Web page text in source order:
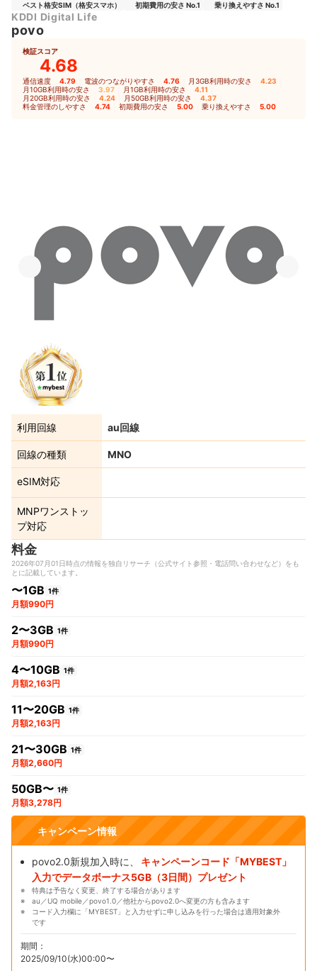
ベスト格安SIM（格安スマホ） 初期費用の安さ No.1 乗り換えやすさ No.1
KDDI Digital Life
povo
検証スコア
4.68
通信速度 4.79 電波のつながりやすさ 4.76 月3GB利用時の安さ 4.23
月10GB利用時の安さ 3.97 月1GB利用時の安さ 4.11
月20GB利用時の安さ 4.24 月50GB利用時の安さ 4.37
料金管理のしやすさ 4.74 初期費用の安さ 5.00 乗り換えやすさ 5.00
利用回線 au回線
回線の種類 MNO
eSIM対応
MNPワンストッ
プ対応
料金
2026年07月01日時点の情報を独自リサーチ（公式サイト参照・電話問い合わせなど）をも
とに記載しています。
〜1GB 1件
月額990円
2〜3GB 1件
月額990円
4〜10GB 1件
月額2,163円
11〜20GB 1件
月額2,163円
21〜30GB 1件
月額2,660円
50GB〜 1件
月額3,278円
キャンペーン情報
povo2.0新規加入時に、
キャンペーンコード「MYBEST」
入力でデータボーナス5GB（3日間）プレゼント
特典は予告なく変更、終了する場合があります
au／UQ mobile／povo1.0／他社からpovo2.0へ変更の方も含みます
コード入力欄に「MYBEST」と入力せずに申し込みを行った場合は適用対象外
です
期間：
2025/09/10(水)00:00〜